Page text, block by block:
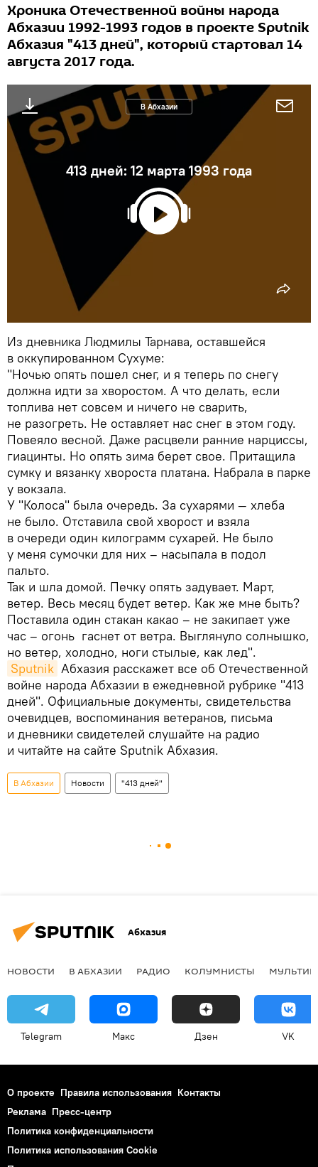
Хроника Отечественной войны народа
Абхазии 1992-1993 годов в проекте Sputnik
Абхазия "413 дней", который стартовал 14
августа 2017 года.
В Абхазии
413 дней: 12 марта 1993 года
Из дневника Людмилы Тарнава, оставшейся
в оккупированном Сухуме:
"Ночью опять пошел снег, и я теперь по снегу
должна идти за хворостом. А что делать, если
топлива нет совсем и ничего не сварить,
не разогреть. Не оставляет нас снег в этом году.
Повеяло весной. Даже расцвели ранние нарциссы,
гиацинты. Но опять зима берет свое. Притащила
сумку и вязанку хвороста платана. Набрала в парке
у вокзала.
У "Колоса" была очередь. За сухарями — хлеба
не было. Отставила свой хворост и взяла
в очереди один килограмм сухарей. Не было
у меня сумочки для них – насыпала в подол
пальто.
Так и шла домой. Печку опять задувает. Март,
ветер. Весь месяц будет ветер. Как же мне быть?
Поставила один стакан какао – не закипает уже
час – огонь гаснет от ветра. Выглянуло солнышко,
но ветер, холодно, ноги стылые, как лед".
Sputnik Абхазия расскажет все об Отечественной
войне народа Абхазии в ежедневной рубрике "413
дней". Официальные документы, свидетельства
очевидцев, воспоминания ветеранов, письма
и дневники свидетелей слушайте на радио
и читайте на сайте Sputnik Абхазия.
В Абхазии Новости "413 дней"
Абхазия
НОВОСТИ В АБХАЗИИ РАДИО КОЛУМНИСТЫ
Telegram Макс Дзен VK
О проекте Правила использования Контакты
Реклама Пресс-центр
Политика конфиденциальности
Политика использования Cookie